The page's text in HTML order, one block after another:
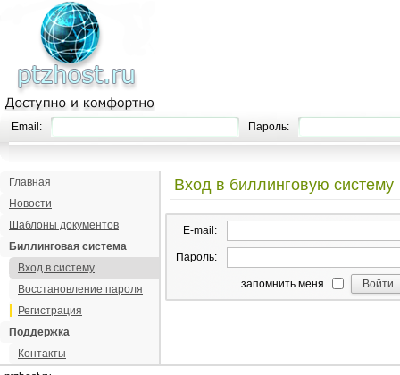
Email: Пароль:
Главная
Новости
Шаблоны документов
Биллинговая система
Вход в систему
Восстановление пароля
Регистрация
Поддержка
Контакты
Вход в биллинговую систему
E-mail:
Пароль:
запомнить меня